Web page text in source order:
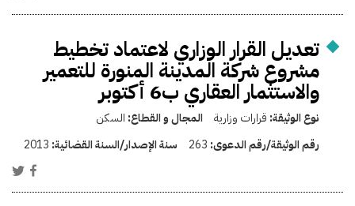
تعديل القرار الوزاري لاعتماد تخطيط
مشروع شركة المدينة المنورة للتعمير
والاستثمار العقاري ب6 أكتوبر
نوع الوثيقة: قرارات وزارية المجال و القطاع: السكن
رقم الوثيقة/رقم الدعوى: 263 سنة الإصدار/السنة القضائية: 2013